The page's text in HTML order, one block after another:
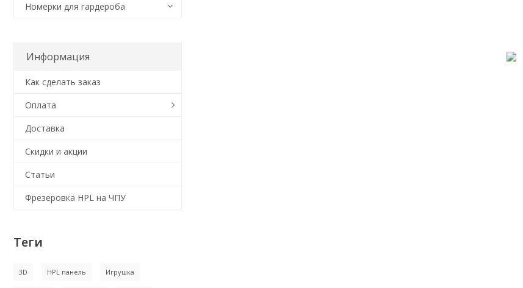
Номерки для гардероба
Информация
Как сделать заказ
Оплата
Доставка
Скидки и акции
Статьи
Фрезеровка HPL на ЧПУ
Теги
3D HPL панель Игрушка